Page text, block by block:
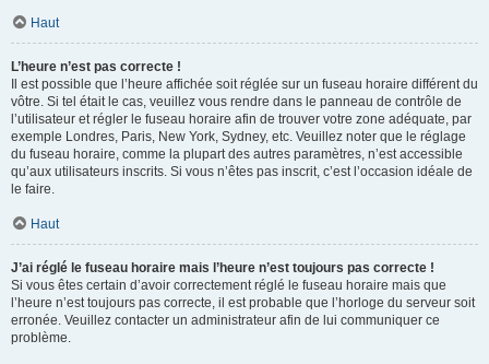
Haut
L’heure n’est pas correcte !
Il est possible que l’heure affichée soit réglée sur un fuseau horaire différent du
vôtre. Si tel était le cas, veuillez vous rendre dans le panneau de contrôle de
l’utilisateur et régler le fuseau horaire afin de trouver votre zone adéquate, par
exemple Londres, Paris, New York, Sydney, etc. Veuillez noter que le réglage
du fuseau horaire, comme la plupart des autres paramètres, n’est accessible
qu’aux utilisateurs inscrits. Si vous n’êtes pas inscrit, c’est l’occasion idéale de
le faire.
Haut
J’ai réglé le fuseau horaire mais l’heure n’est toujours pas correcte !
Si vous êtes certain d’avoir correctement réglé le fuseau horaire mais que
l’heure n’est toujours pas correcte, il est probable que l’horloge du serveur soit
erronée. Veuillez contacter un administrateur afin de lui communiquer ce
problème.